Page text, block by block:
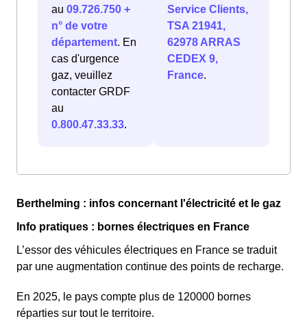
au 09.726.750 +
n° de votre
département. En
cas d'urgence
gaz, veuillez
contacter GRDF
au
0.800.47.33.33.
Service Clients,
TSA 21941,
62978 ARRAS
CEDEX 9,
France.
Berthelming : infos concernant l'électricité et le gaz
Info pratiques : bornes électriques en France
L’essor des véhicules électriques en France se traduit
par une augmentation continue des points de recharge.
En 2025, le pays compte plus de 120000 bornes
réparties sur tout le territoire.